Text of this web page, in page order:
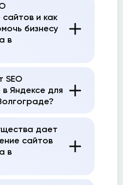
и как
бизнесу
в
SEO
Яндексе для
дает
сайтов
в